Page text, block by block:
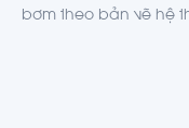
bơm theo bản vẽ hệ